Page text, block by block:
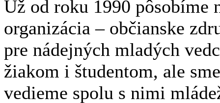
Už od roku 1990 pôsobíme
organizácia – občianske
pre nádejných mladých
žiakom i študentom, ale
vedieme spolu s nimi